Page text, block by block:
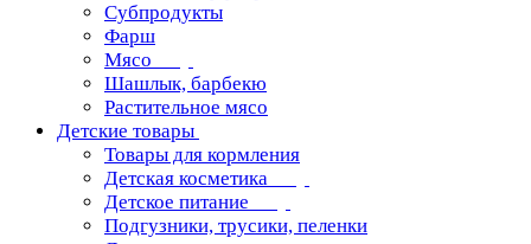
Субпродукты
Фарш
Мясо
Шашлык, барбекю
Растительное мясо
Детские товары
Товары для кормления
Детская косметика
Детское питание
Подгузники, трусики, пеленки